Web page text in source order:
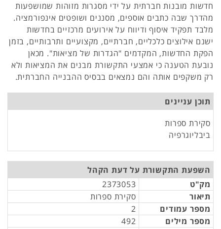
חדשות מובנות חברתית על ידי מסגרות מזוהות שמושפעות
מהדרך שבה כתבים אוספים, מסננים ושופטים אינפורמציה.
מלבד תפקיד איסוף ודיווח על אירועים מרכזיים בחדשות
ישנם אילוצים כלכליים, חברתיים, מקצועיים ותרבותיים, בזמן
הפקת החדשות, המקדמים "הגדרות של מציאות". מכאן
נובעת הטענה כי אמצעי התקשורת מבנים את המציאות ולא
רק משקפים אותה והם נמצאים בבסיס ההבנייה החברתית.
תוכן עניינים
סקירת ספרות
ביבליוגרפיה
השפעת התקשורת על דעת הקהל
מק"ט
2373053
תיאור
סקירת ספרות
מספר עמודים
2
מספר מילים
492